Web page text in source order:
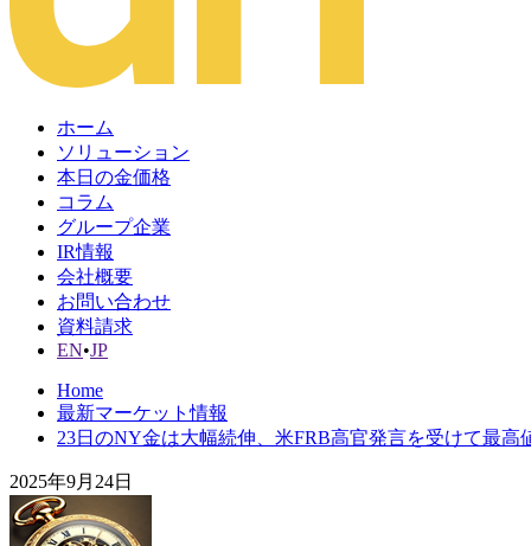
ホーム
ソリューション
本日の金価格
コラム
グループ企業
IR情報
会社概要
お問い合わせ
資料請求
EN•JP
Home
最新マーケット情報
23日のNY金は大幅続伸、米FRB高官発言を受けて最高
2025年9月24日